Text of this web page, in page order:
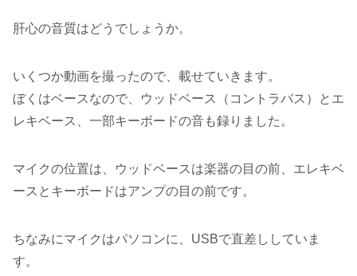
肝心の音質はどうでしょうか。
いくつか動画を撮ったので、載せていきます。
ぼくはベースなので、ウッドベース（コントラバス）とエ
レキベース、一部キーボードの音も録りました。
マイクの位置は、ウッドベースは楽器の目の前、エレキベ
ースとキーボードはアンプの目の前です。
ちなみにマイクはパソコンに、USBで直差ししていま
す。